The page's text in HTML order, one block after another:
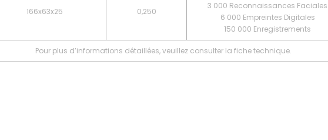
166x63x25 0,250
3 000 Reconnaissances Faciales
6 000 Empreintes Digitales
150 000 Enregistrements
Pour plus d’informations détaillées, veuillez consulter la fiche technique.